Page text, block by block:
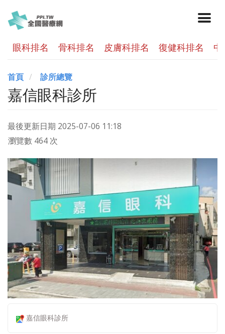
眼科排名 骨科排名 皮膚科排名 復健科排名
首頁 診所總覽
嘉信眼科診所
最後更新日期 2025-07-06 11:18
瀏覽數 464 次
嘉信眼科診所